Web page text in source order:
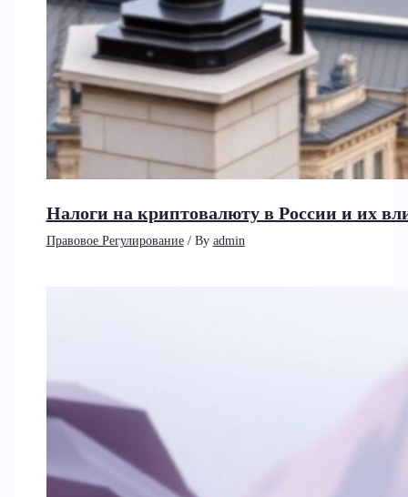
Налоги на криптовалюту в России и их
Правовое Регулирование/ By admin